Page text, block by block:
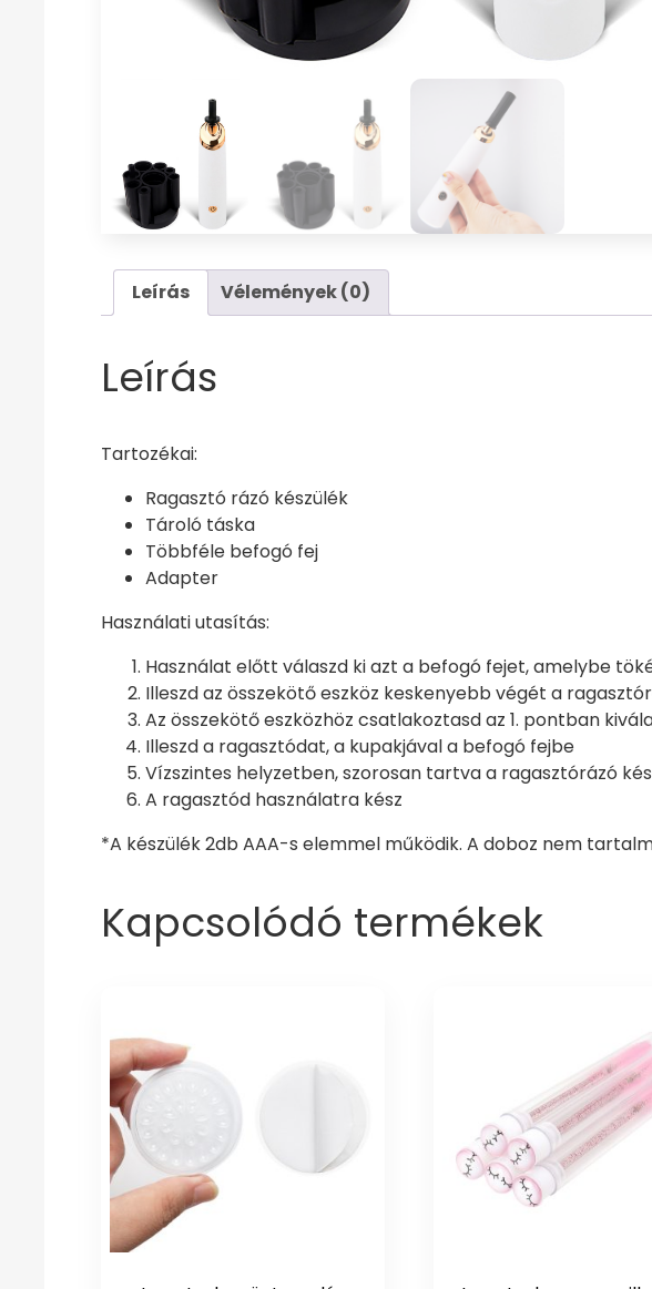
Leírás Vélemények (0)
Leírás
Tartozékai:
Ragasztó rázó készülék
Tároló táska
Többféle befogó fej
Adapter
Használati utasítás:
Használat előtt válaszd ki azt a befogó fejet, amelybe
Illeszd az összekötő eszköz keskenyebb végét a
Az összekötő eszközhöz csatlakoztasd az 1. pontban
Illeszd a ragasztódat, a kupakjával a befogó fejbe
Vízszintes helyzetben, szorosan tartva a ragasztórázó
A ragasztód használatra kész
*A készülék 2db AAA-s elemmel működik. A doboz nem
Kapcsolódó termékek